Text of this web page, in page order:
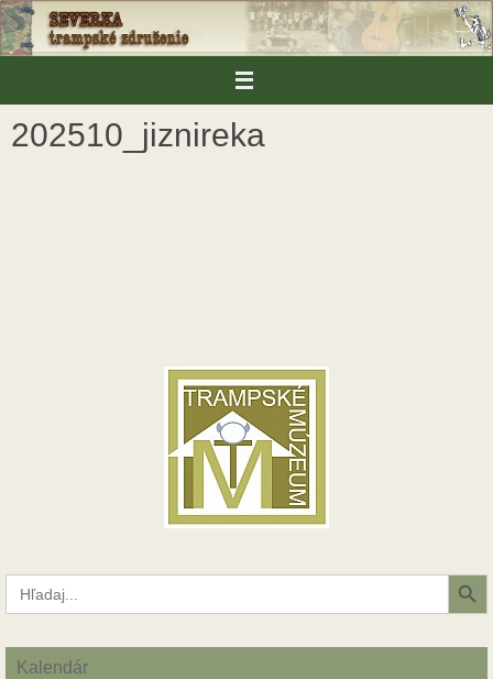
Skip
to
content
202510_jiznireka
Search
for:
Search Button
Kalendár